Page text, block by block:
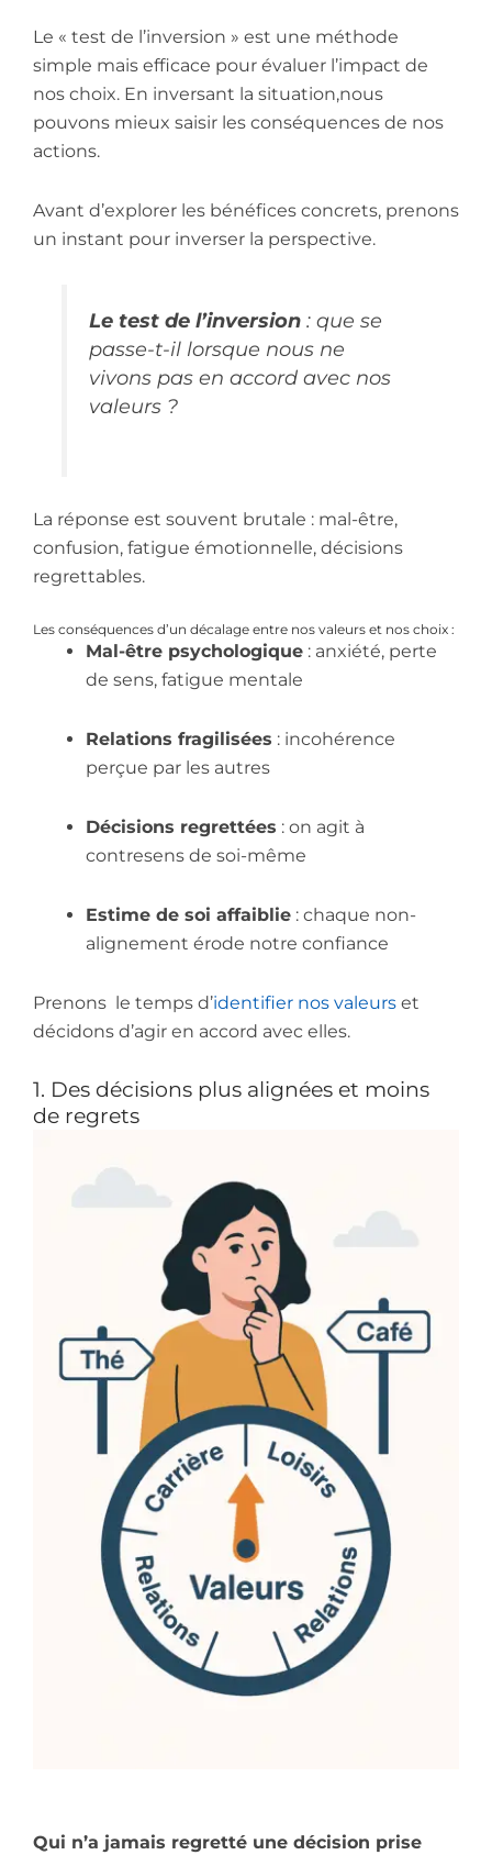
Le « test de l’inversion » est une méthode
simple mais efficace pour évaluer l’impact de
nos choix. En inversant la situation,nous
pouvons mieux saisir les conséquences de nos
actions.
Avant d’explorer les bénéfices concrets, prenons
un instant pour inverser la perspective.
Le test de l’inversion : que se
passe-t-il lorsque nous ne
vivons pas en accord avec nos
valeurs ?
La réponse est souvent brutale : mal-être,
confusion, fatigue émotionnelle, décisions
regrettables.
Les conséquences d’un décalage entre nos valeurs et nos choix :
Mal-être psychologique : anxiété, perte
de sens, fatigue mentale
Relations fragilisées : incohérence
perçue par les autres
Décisions regrettées : on agit à
contresens de soi-même
Estime de soi affaiblie : chaque non-
alignement érode notre confiance
Prenons le temps d’identifier nos valeurs et
décidons d’agir en accord avec elles.
1. Des décisions plus alignées et moins
de regrets
Qui n’a jamais regretté une décision prise